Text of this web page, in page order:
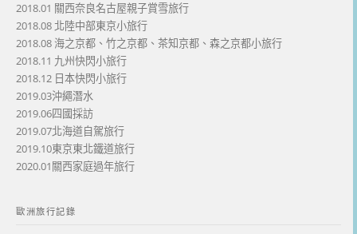
2018.01 關西奈良名古屋親子賞雪旅行
2018.08 北陸中部東京小旅行
2018.08 海之京都、竹之京都、茶知京都、森之京都小旅行
2018.11 九州快閃小旅行
2018.12 日本快閃小旅行
2019.03沖繩潛水
2019.06四國採訪
2019.07北海道自駕旅行
2019.10東京東北鐵道旅行
2020.01關西家庭過年旅行
歐洲旅行記錄